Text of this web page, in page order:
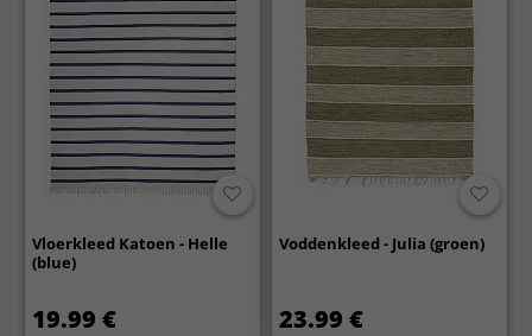
Vloerkleed Katoen - Helle
(blue)
19.99 €
Voddenkleed - Julia (groen)
23.99 €